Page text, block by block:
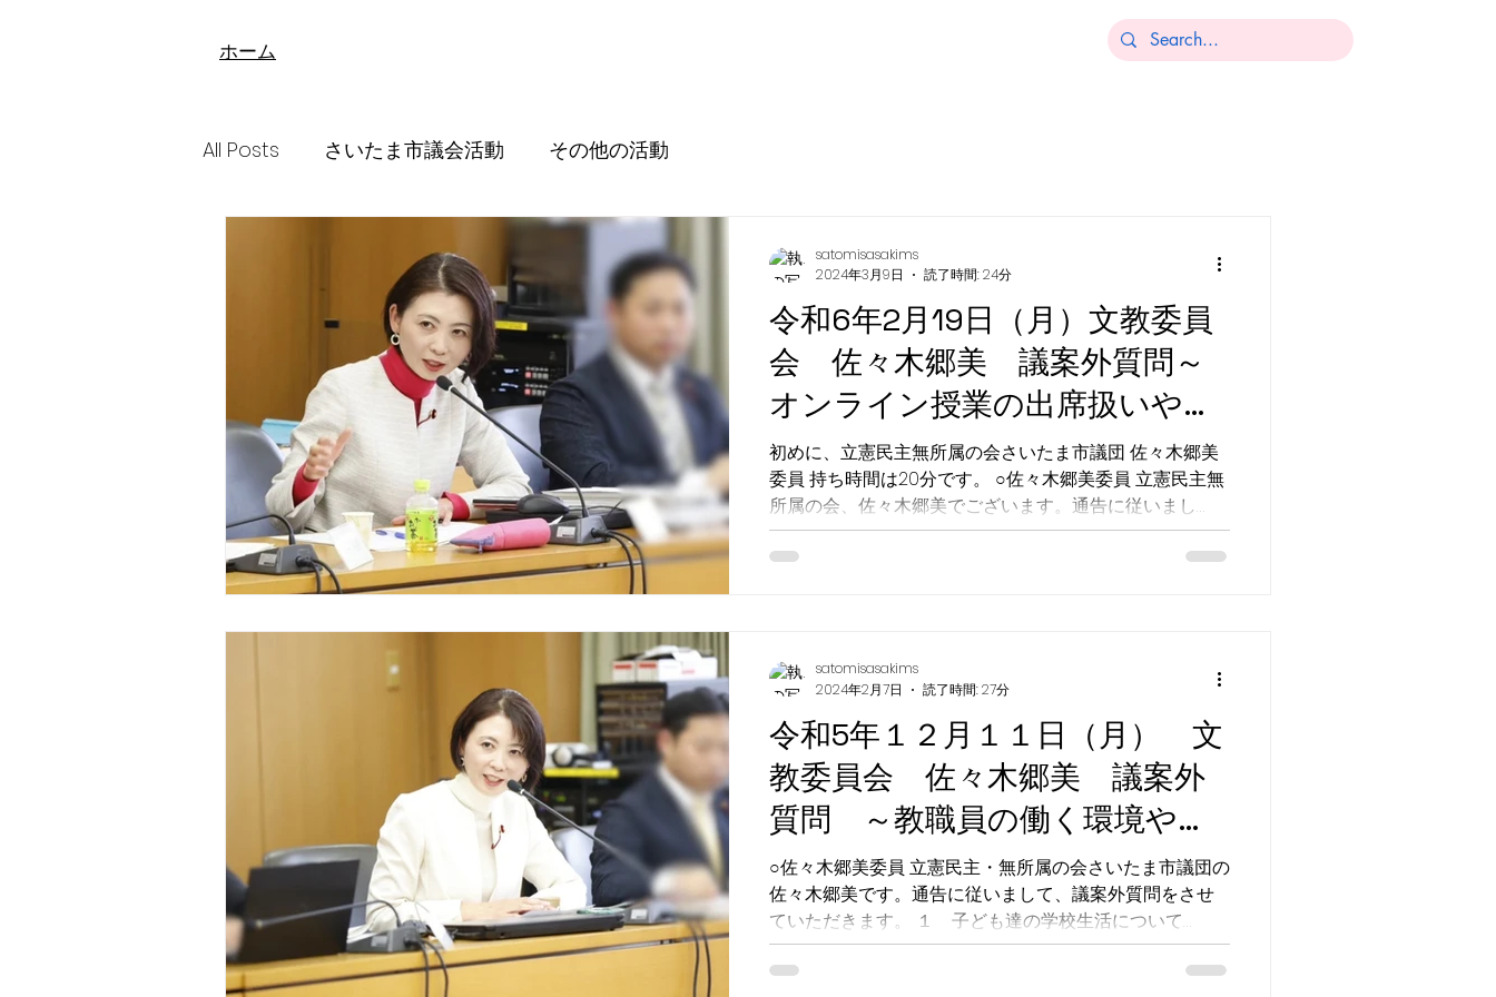
​ホーム
All Posts さいたま市議会活動 その他の活動
令和6年2月19日（月）文教委員
会 佐々木郷美 議案外質問～
オンライン授業の出席扱いや
様々な病気への理解を広げるこ
とについて～
初めに、立憲民主無所属の会さいたま市議団 佐々木郷美
委員 持ち時間は20分です。 ○佐々木郷美委員 立憲民主無
所属の会、佐々木郷美でございます。通告に従いまし
て、議案外質問をさせていただきます。どうぞよろしく
お願いいたします。...
satomisasakims
2024年3月9日
読了時間: 24分
令和5年１２月１１日（月） 文
教委員会 佐々木郷美 議案外
質問 ～教職員の働く環境や学
校のDXについて～
○佐々木郷美委員 立憲民主・無所属の会さいたま市議団の
佐々木郷美です。通告に従いまして、議案外質問をさせ
ていただきます。 １ 子ども達の学校生活について
（１）就学指定校変更、区域外就学許可の基準について ○
佐々木郷美委員...
satomisasakims
2024年2月7日
読了時間: 27分